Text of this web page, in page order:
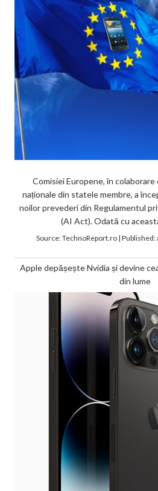
Comisiei Europene, în
naționale din statele membre, a
noilor prevederi din Regulamentul
(AI Act). Odată cu
Source:TechnoReport.ro| Published:
Apple depășește Nvidia și devine
din lume